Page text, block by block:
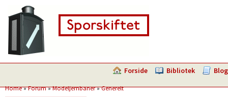
Forside Bibliotek Blog
Home»Forum»Modeljernbaner»Generelt